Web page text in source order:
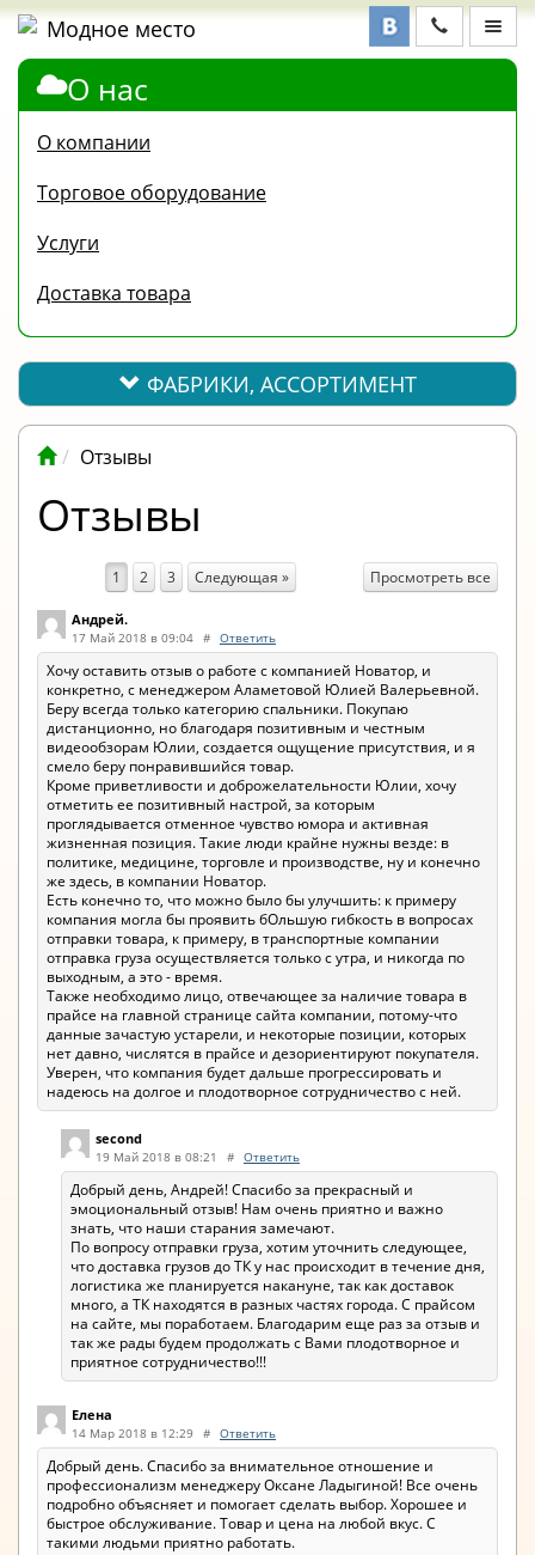
ФАБРИКИ,
ОТВЕТ
ПОЛЕЗНАЯ
ИНФОРМАЦИЯ
ВАКАНСИИ
ОПЛАТА
О нас
О компании
Торговое оборудование
Услуги
Доставка товара
ФАБРИКИ, АССОРТИМЕНТ
Отзывы
Отзывы
Просмотреть все
1 2 3 Следующая »
Андрей.
17 Май 2018 в 09:04 # Ответить
Хочу оставить отзыв о работе с компанией Новатор, и
конкретно, с менеджером Аламетовой Юлией Валерьевной.
Беру всегда только категорию спальники. Покупаю
дистанционно, но благодаря позитивным и честным
видеообзорам Юлии, создается ощущение присутствия, и я
смело беру понравившийся товар.
Кроме приветливости и доброжелательности Юлии, хочу
отметить ее позитивный настрой, за которым
проглядывается отменное чувство юмора и активная
жизненная позиция. Такие люди крайне нужны везде: в
политике, медицине, торговле и производстве, ну и конечно
же здесь, в компании Новатор.
Есть конечно то, что можно было бы улучшить: к примеру
компания могла бы проявить бОльшую гибкость в вопросах
отправки товара, к примеру, в транспортные компании
отправка груза осуществляется только с утра, и никогда по
выходным, а это - время.
Также необходимо лицо, отвечающее за наличие товара в
прайсе на главной странице сайта компании, потому-что
данные зачастую устарели, и некоторые позиции, которых
нет давно, числятся в прайсе и дезориентируют покупателя.
Уверен, что компания будет дальше прогрессировать и
надеюсь на долгое и плодотворное сотрудничество с ней.
second
19 Май 2018 в 08:21 # Ответить
Добрый день, Андрей! Спасибо за прекрасный и
эмоциональный отзыв! Нам очень приятно и важно
знать, что наши старания замечают.
По вопросу отправки груза, хотим уточнить следующее,
что доставка грузов до ТК у нас происходит в течение дня,
логистика же планируется накануне, так как доставок
много, а ТК находятся в разных частях города. С прайсом
на сайте, мы поработаем. Благодарим еще раз за отзыв и
так же рады будем продолжать с Вами плодотворное и
приятное сотрудничество!!!
Елена
14 Мар 2018 в 12:29 # Ответить
Добрый день. Спасибо за внимательное отношение и
профессионализм менеджеру Оксане Ладыгиной! Все очень
подробно объясняет и помогает сделать выбор. Хорошее и
быстрое обслуживание. Товар и цена на любой вкус. С
такими людьми приятно работать.